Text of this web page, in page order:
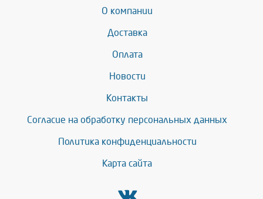
О компании
Доставка
Оплата
Новости
Контакты
Согласие на обработку персональных данных
Политика конфиденциальности
Карта сайта